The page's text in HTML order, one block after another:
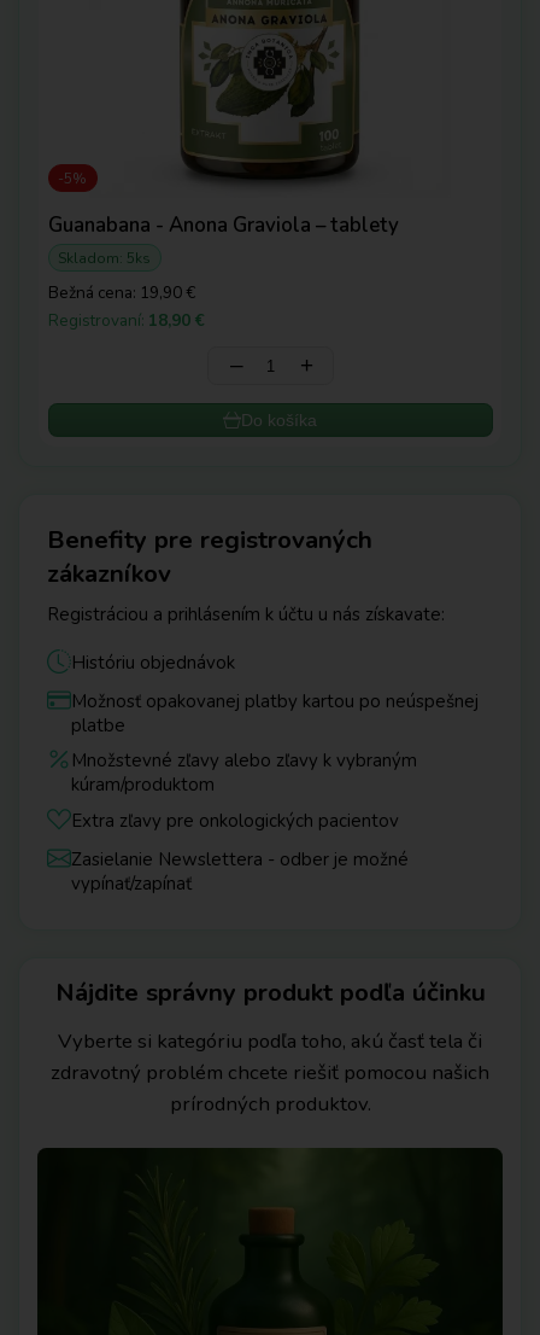
-5%
Guanabana - Anona Graviola – tablety
Skladom: 5ks
Bežná cena: 19,90 €
Registrovaní: 18,90 €
‒ +
Do košíka
Benefity pre registrovaných
zákazníkov
Registráciou a prihlásením k účtu u nás získavate:
Históriu objednávok
Možnosť opakovanej platby kartou po neúspešnej
platbe
Množstevné zľavy alebo zľavy k vybraným
kúram/produktom
Extra zľavy pre onkologických pacientov
Zasielanie Newslettera - odber je možné
vypínať/zapínať
Nájdite správny produkt podľa účinku
Vyberte si kategóriu podľa toho, akú časť tela či
zdravotný problém chcete riešiť pomocou našich
prírodných produktov.